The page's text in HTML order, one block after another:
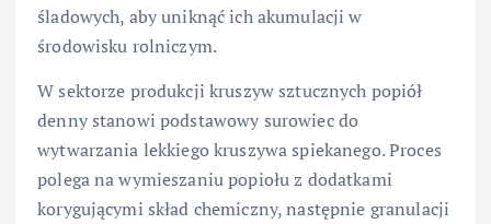
śladowych, aby uniknąć ich akumulacji w
środowisku rolniczym.
W sektorze produkcji kruszyw sztucznych popiół
denny stanowi podstawowy surowiec do
wytwarzania lekkiego kruszywa spiekanego. Proces
polega na wymieszaniu popiołu z dodatkami
korygującymi skład chemiczny, następnie granulacji